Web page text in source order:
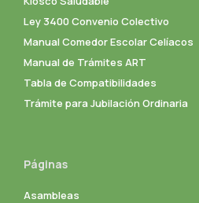
Ley 3400 Convenio Colectivo
Manual Comedor Escolar Celíacos
Manual de Trámites ART
Tabla de Compatibilidades
Trámite para Jubilación Ordinaria
Páginas
Asambleas